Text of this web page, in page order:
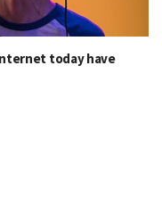
today have